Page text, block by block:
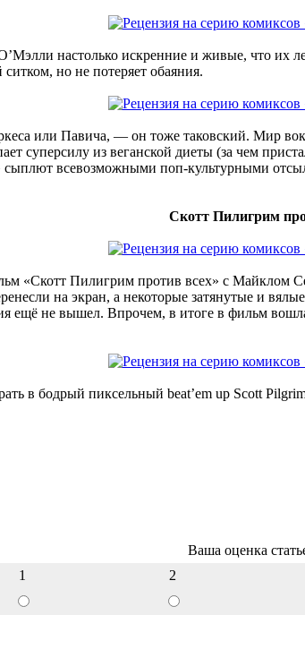
настолько искренние и живые, что их
но не потеряет обаяния.
или Павича, — он тоже таковский. Мир
суперсилу из веганской диеты (за чем
всевозможными поп-культурными
Скотт Пилигрим
«Скотт Пилигрим против всех» с Майклом
на экран, а некоторые затянутые и
ещё не вышел. Впрочем, в итоге в фильм
в бодрый пиксельный beat’em up Scott
Ваша оценка
1
2